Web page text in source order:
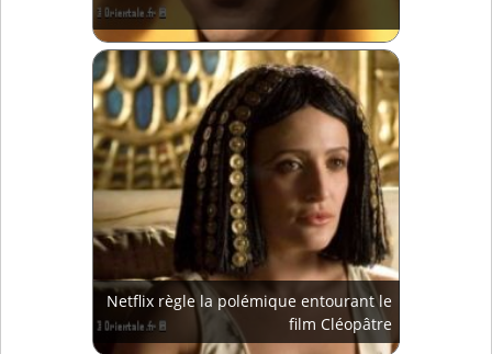
Netflix règle la polémique entourant le
film Cléopâtre